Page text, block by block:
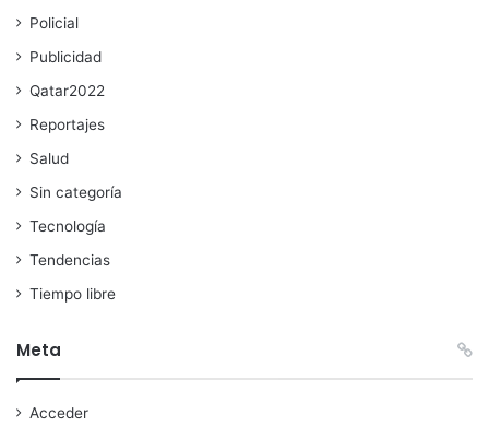
Policial
Publicidad
Qatar2022
Reportajes
Salud
Sin categoría
Tecnología
Tendencias
Tiempo libre
Meta
Acceder